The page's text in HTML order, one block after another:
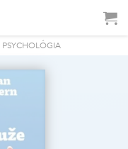
PSYCHOLÓGIA